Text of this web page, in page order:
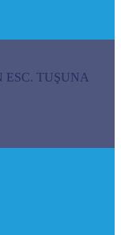
ESC. TUŞUNA